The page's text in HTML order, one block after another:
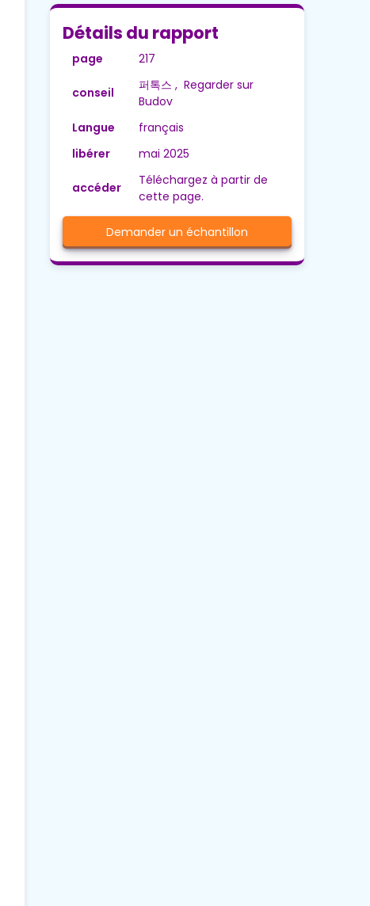
Détails du rapport
page 217
conseil
퍼톡스 , Regarder sur
Budov
Langue
français
libérer
mai 2025
accéder
Téléchargez à partir de
cette page.
Demander un échantillon